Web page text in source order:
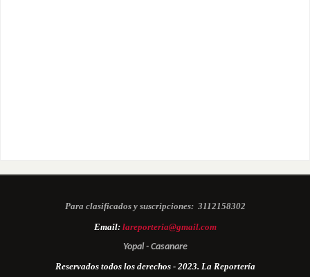
Para clasificados y suscripciones: 3112158302
Email: lareporteria@gmail.com
Yopal - Casanare
Reservados todos los derechos - 2023. La Reportería